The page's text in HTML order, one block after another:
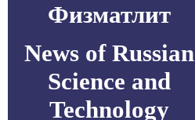
Физматлит
News of Russian
Science and
Technology